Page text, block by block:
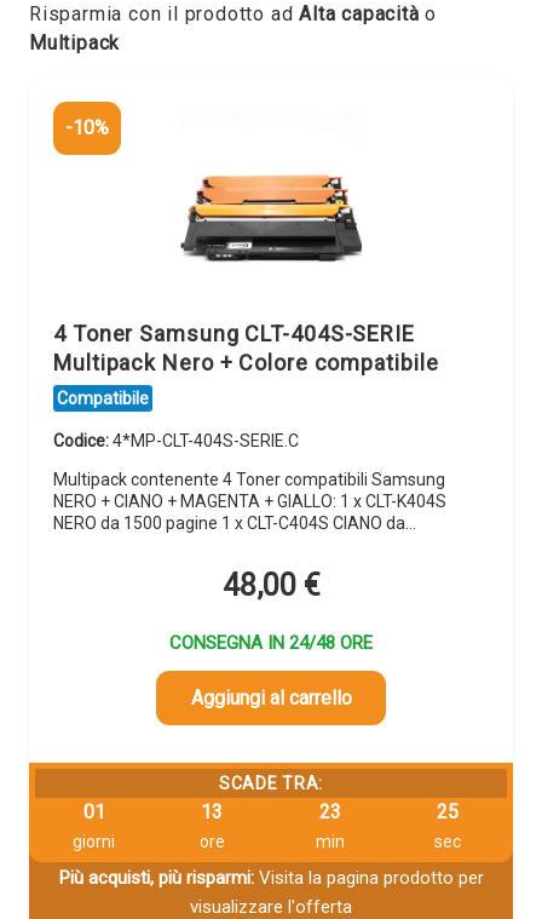
Risparmia con il prodotto adAlta capacità o
Multipack
-10%
4 Toner Samsung CLT-404S-SERIE
Multipack Nero + Colore compatibile
Compatibile
Codice:4*MP-CLT-404S-SERIE.C
Multipack contenente 4 Toner compatibili Samsung
NERO + CIANO + MAGENTA + GIALLO: 1 x CLT-K404S
NERO da 1500 pagine 1 x CLT-C404S CIANO da…
48,00 €
CONSEGNA IN 24/48 ORE
Aggiungi al carrello
SCADE TRA:
01
giorni
13
ore
23
min
25
sec
Più acquisti, più risparmi:Visita la pagina prodotto per
visualizzare l'offerta